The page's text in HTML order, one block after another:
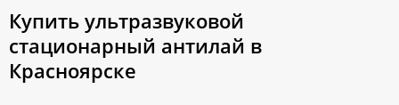
Купить ультразвуковой
стационарный антилай в
Красноярске